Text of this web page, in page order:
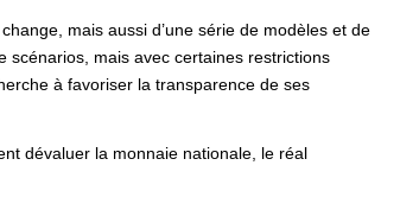
mais aussi d’une série de modèles et de
scénarios, mais avec certaines restrictions
à favoriser la transparence de ses
dévaluer la monnaie nationale, le réal